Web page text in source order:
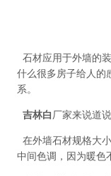
石材应用于外墙的
什么很多房子给人的
系。
吉林白 厂家来说道
在外墙石材规格大
中间色调，因为暖色